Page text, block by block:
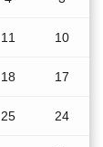
10
11
17
18
24
25